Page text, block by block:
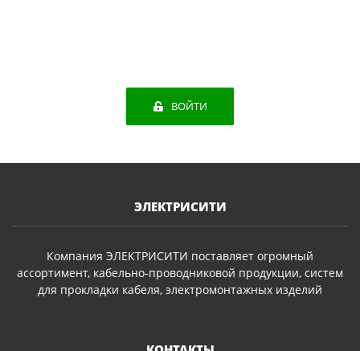
ВОЙТИ
ЭЛЕКТРИСИТИ
Компания ЭЛЕКТРИСИТИ поставляет огромный
ассортимент, кабельно-проводниковой продукции, систем
для прокладки кабеля, электромонтажных изделий